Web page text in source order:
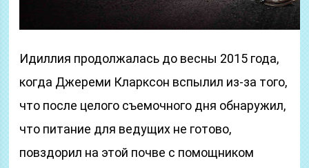
Идиллия продолжалась до весны 2015 года,
когда Джереми Кларксон вспылил из-за того,
что после целого съемочного дня обнаружил,
что питание для ведущих не готово,
повздорил на этой почве с помощником